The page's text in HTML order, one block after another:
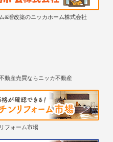
&増改築のニッカホーム株式会社
動産売買ならニッカ不動産
フォーム市場